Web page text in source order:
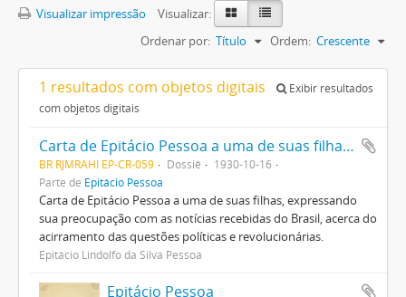
Visualizar impressão
Visualizar:
Ordenar por: Título Ordem: Crescente
1 resultados com objetos digitais
Exibir resultados
com objetos digitais
Carta de Epitácio Pessoa a uma de suas filhas, sobre a Revolução de 1930.
BR RJMRAHI EP-CR-059 Dossiê
1930-10-16
Parte de Epitácio Pessoa
Carta de Epitácio Pessoa a uma de suas filhas, expressando
sua preocupação com as notícias recebidas do Brasil, acerca do
acirramento das questões políticas e revolucionárias.
Epitácio Lindolfo da Silva Pessoa
Epitácio Pessoa